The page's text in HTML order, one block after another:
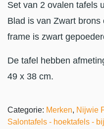
Set van 2 ovalen tafels
Blad is van Zwart
frame is zwart
De tafel hebben
49 x 38 cm.
Categorie: Merken, Nijwie
Salontafels - hoektafels -